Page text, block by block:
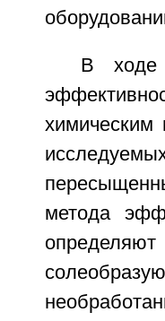
В ходе
химическим
метода